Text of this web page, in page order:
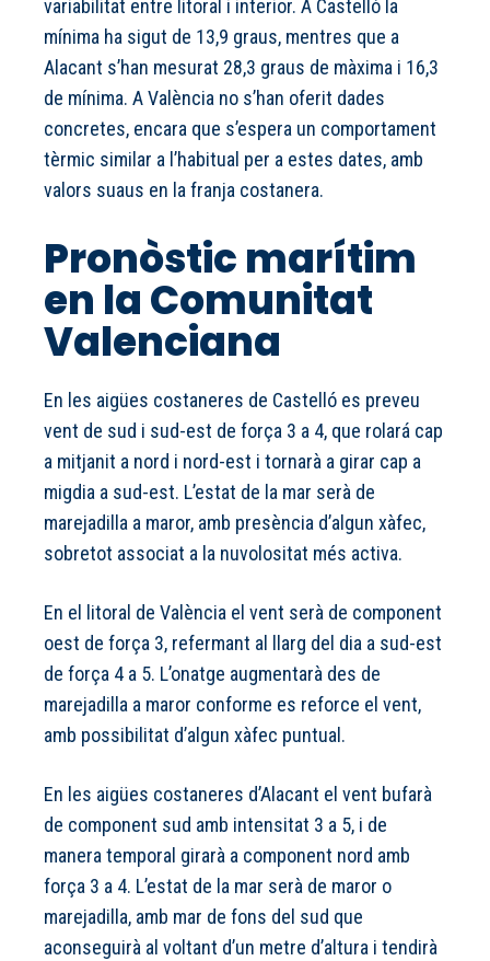
variabilitat entre litoral i interior. A Castelló la
mínima ha sigut de 13,9 graus, mentres que a
Alacant s’han mesurat 28,3 graus de màxima i 16,3
de mínima. A València no s’han oferit dades
concretes, encara que s’espera un comportament
tèrmic similar a l’habitual per a estes dates, amb
valors suaus en la franja costanera.
Pronòstic marítim
en la Comunitat
Valenciana
En les aigües costaneres de Castelló es preveu
vent de sud i sud-est de força 3 a 4, que rolará cap
a mitjanit a nord i nord-est i tornarà a girar cap a
migdia a sud-est. L’estat de la mar serà de
marejadilla a maror, amb presència d’algun xàfec,
sobretot associat a la nuvolositat més activa.
En el litoral de València el vent serà de component
oest de força 3, refermant al llarg del dia a sud-est
de força 4 a 5. L’onatge augmentarà des de
marejadilla a maror conforme es reforce el vent,
amb possibilitat d’algun xàfec puntual.
En les aigües costaneres d’Alacant el vent bufarà
de component sud amb intensitat 3 a 5, i de
manera temporal girarà a component nord amb
força 3 a 4. L’estat de la mar serà de maror o
marejadilla, amb mar de fons del sud que
aconseguirà al voltant d’un metre d’altura i tendirà